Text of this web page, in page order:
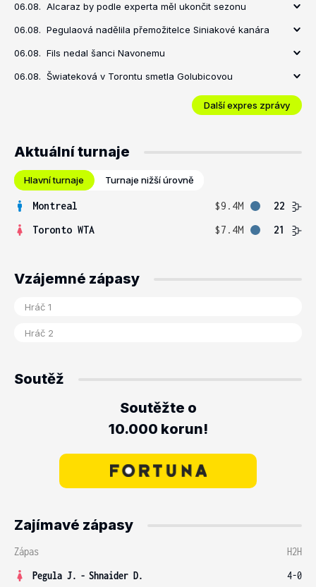
06.08. Alcaraz by podle experta měl ukončit sezonu
06.08. Pegulaová nadělila přemožitelce Siniakové kanára
06.08. Fils nedal šanci Navonemu
06.08. Šwiateková v Torontu smetla Golubicovou
Další expres zprávy
Aktuální turnaje
Hlavní turnaje Turnaje nižší úrovně
Montreal $9.4M
22
Toronto WTA
$7.4M 21
Vzájemné zápasy
Soutěž
Soutěžte o
10.000 korun!
Zajímavé zápasy
Zápas
H2H
Pegula J. - Shnaider D.
4-0